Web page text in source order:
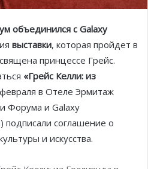
объединился с Galaxy
выставки, которая пройдет в
принцессе Грейс.
«Грейс Келли: из
в Отеле Эрмитаж
Форума и Galaxy
подписали соглашение о
и искусства.